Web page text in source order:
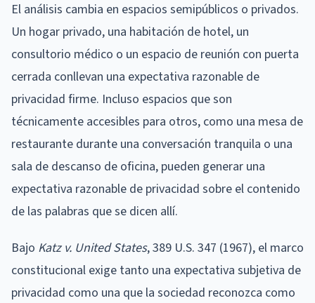
El análisis cambia en espacios semipúblicos o privados.
Un hogar privado, una habitación de hotel, un
consultorio médico o un espacio de reunión con puerta
cerrada conllevan una expectativa razonable de
privacidad firme. Incluso espacios que son
técnicamente accesibles para otros, como una mesa de
restaurante durante una conversación tranquila o una
sala de descanso de oficina, pueden generar una
expectativa razonable de privacidad sobre el contenido
de las palabras que se dicen allí.
Bajo Katz v. United States, 389 U.S. 347 (1967), el marco
constitucional exige tanto una expectativa subjetiva de
privacidad como una que la sociedad reconozca como